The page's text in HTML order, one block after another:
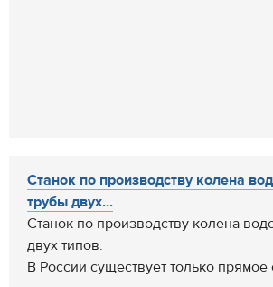
Станок по производству колена
трубы двух...
Станок по производству колена
двух типов.
В России существует только прямое